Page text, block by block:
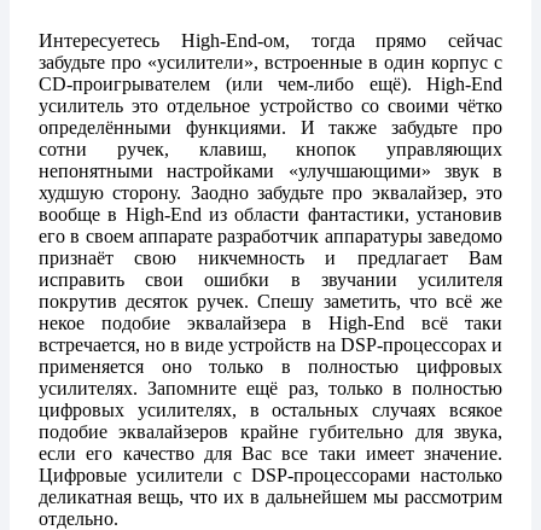
Интересуетесь High-End-ом, тогда прямо сейчас
забудьте про «усилители», встроенные в один корпус с
CD-проигрывателем (или чем-либо ещё). High-End
усилитель это отдельное устройство со своими чётко
определёнными функциями. И также забудьте про
сотни ручек, клавиш, кнопок управляющих
непонятными настройками «улучшающими» звук в
худшую сторону. Заодно забудьте про эквалайзер, это
вообще в High-End из области фантастики, установив
его в своем аппарате разработчик аппаратуры заведомо
признаёт свою никчемность и предлагает Вам
исправить свои ошибки в звучании усилителя
покрутив десяток ручек. Спешу заметить, что всё же
некое подобие эквалайзера в High-End всё таки
встречается, но в виде устройств на DSP-процессорах и
применяется оно только в полностью цифровых
усилителях. Запомните ещё раз, только в полностью
цифровых усилителях, в остальных случаях всякое
подобие эквалайзеров крайне губительно для звука,
если его качество для Вас все таки имеет значение.
Цифровые усилители с DSP-процессорами настолько
деликатная вещь, что их в дальнейшем мы рассмотрим
отдельно.